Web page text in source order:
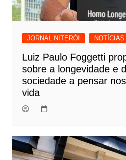
JORNAL NITERÓI NOTÍCIAS
Luiz Paulo Foggetti
sobre a longevidade e
sociedade a pensar
vida